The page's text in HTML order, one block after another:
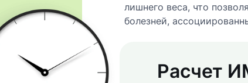
лишнего веса, что
болезней,
Расчет